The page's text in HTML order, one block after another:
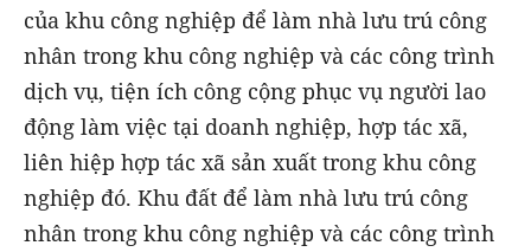
của khu công nghiệp để làm nhà lưu trú công
nhân trong khu công nghiệp và các công trình
dịch vụ, tiện ích công cộng phục vụ người lao
động làm việc tại doanh nghiệp, hợp tác xã,
liên hiệp hợp tác xã sản xuất trong khu công
nghiệp đó. Khu đất để làm nhà lưu trú công
nhân trong khu công nghiệp và các công trình